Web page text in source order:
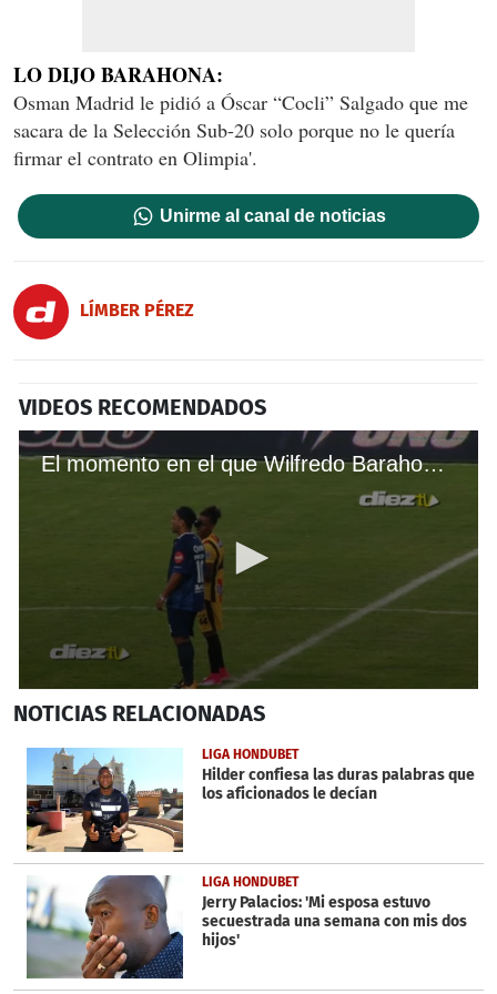
LO DIJO BARAHONA:
Osman Madrid le pidió a Óscar “Cocli” Salgado que me
sacara de la Selección Sub-20 solo porque no le quería
firmar el contrato en Olimpia'.
Unirme al canal de noticias
LÍMBER PÉREZ
VIDEOS RECOMENDADOS
El momento en el que Wilfredo Barahona le pidió un autógrafo a Ronaldinho
seconds
14
seconds
NOTICIAS RELACIONADAS
LIGA HONDUBET
Hilder confiesa las duras palabras que
los aficionados le decían
LIGA HONDUBET
Jerry Palacios: 'Mi esposa estuvo
secuestrada una semana con mis dos
hijos'